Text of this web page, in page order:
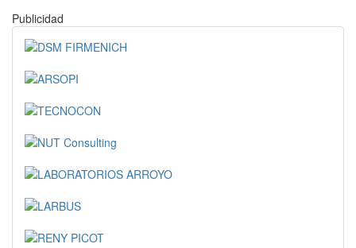
Publicidad